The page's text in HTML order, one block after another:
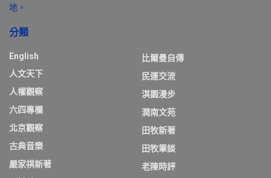
地。
分類
English
人文天下
人權觀察
六四專欄
北京觀察
古典音樂
嚴家祺新著
比爾曼自傳
民運交流
淇園漫步
潤南文苑
田牧新著
田牧筆談
老陳時評